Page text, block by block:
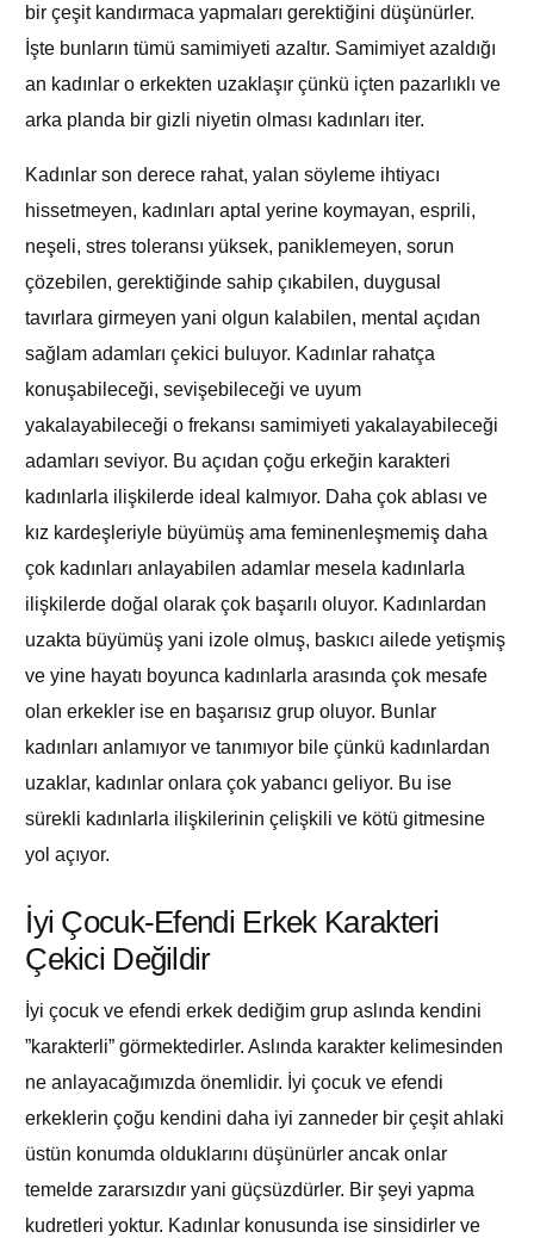
bir çeşit kandırmaca yapmaları gerektiğini düşünürler.
İşte bunların tümü samimiyeti azaltır. Samimiyet azaldığı
an kadınlar o erkekten uzaklaşır çünkü içten pazarlıklı ve
arka planda bir gizli niyetin olması kadınları iter.
Kadınlar son derece rahat, yalan söyleme ihtiyacı
hissetmeyen, kadınları aptal yerine koymayan, esprili,
neşeli, stres toleransı yüksek, paniklemeyen, sorun
çözebilen, gerektiğinde sahip çıkabilen, duygusal
tavırlara girmeyen yani olgun kalabilen, mental açıdan
sağlam adamları çekici buluyor. Kadınlar rahatça
konuşabileceği, sevişebileceği ve uyum
yakalayabileceği o frekansı samimiyeti yakalayabileceği
adamları seviyor. Bu açıdan çoğu erkeğin karakteri
kadınlarla ilişkilerde ideal kalmıyor. Daha çok ablası ve
kız kardeşleriyle büyümüş ama feminenleşmemiş daha
çok kadınları anlayabilen adamlar mesela kadınlarla
ilişkilerde doğal olarak çok başarılı oluyor. Kadınlardan
uzakta büyümüş yani izole olmuş, baskıcı ailede yetişmiş
ve yine hayatı boyunca kadınlarla arasında çok mesafe
olan erkekler ise en başarısız grup oluyor. Bunlar
kadınları anlamıyor ve tanımıyor bile çünkü kadınlardan
uzaklar, kadınlar onlara çok yabancı geliyor. Bu ise
sürekli kadınlarla ilişkilerinin çelişkili ve kötü gitmesine
yol açıyor.
İyi Çocuk-Efendi Erkek Karakteri
Çekici Değildir
İyi çocuk ve efendi erkek dediğim grup aslında kendini
”karakterli” görmektedirler. Aslında karakter kelimesinden
ne anlayacağımızda önemlidir. İyi çocuk ve efendi
erkeklerin çoğu kendini daha iyi zanneder bir çeşit ahlaki
üstün konumda olduklarını düşünürler ancak onlar
temelde zararsızdır yani güçsüzdürler. Bir şeyi yapma
kudretleri yoktur. Kadınlar konusunda ise sinsidirler ve